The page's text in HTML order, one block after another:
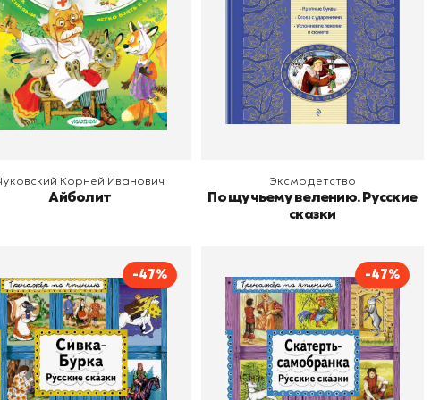
В корзину
Корней Иванович
Айболит
В корзину
Эксмодетство
По щучьему велению. Русские
сказки
-47%
Сивка-Бурка. Русские
сказки
Эксмодетство
-47%
Скатерть-самобранка.
Русские сказки
Издательство Эксмодетство